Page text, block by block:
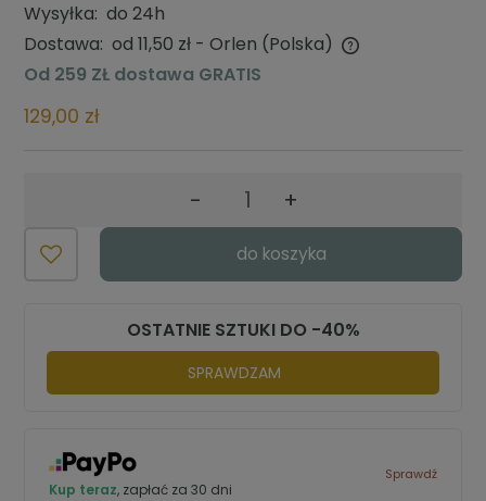
Wysyłka: do 24h
Dostawa: od 11,50 zł - Orlen (Polska)
Cena nie zawiera ewentualnych kosztów płatności
Od 259 ZŁ dostawa GRATIS
129,00 zł
- +
do koszyka
OSTATNIE SZTUKI DO -40%
SPRAWDZAM
Kup teraz, zapłać za 30 dni
Sprawdź